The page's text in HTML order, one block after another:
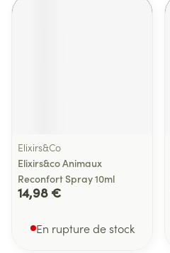
Elixirs&Co
Elixirs&co Animaux
Reconfort Spray 10ml
14,98 €
En rupture de stock